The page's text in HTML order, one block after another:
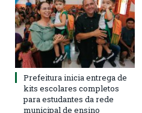
Prefeitura inicia entrega de
kits escolares completos
para estudantes da rede
municipal de ensino